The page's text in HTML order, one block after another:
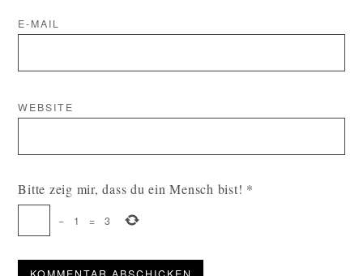
E-MAIL
WEBSITE
Bitte zeig mir, dass du ein Mensch bist! *
− 1 = 3